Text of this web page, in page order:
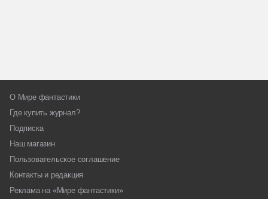
О Мире фантастики
Где купить журнал?
Подписка
Наш магазин
Пользовательское соглашение
Контакты и редакция
Реклама на «Мире фантастики»